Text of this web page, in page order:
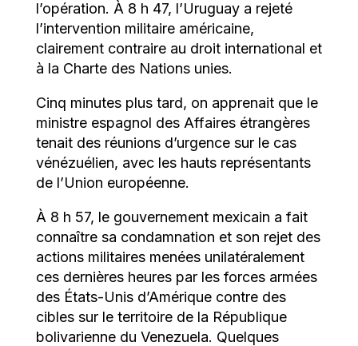
l’opération. À 8 h 47, l’Uruguay a rejeté
l’intervention militaire américaine,
clairement contraire au droit international et
à la Charte des Nations unies.
Cinq minutes plus tard, on apprenait que le
ministre espagnol des Affaires étrangères
tenait des réunions d’urgence sur le cas
vénézuélien, avec les hauts représentants
de l’Union européenne.
À 8 h 57, le gouvernement mexicain a fait
connaître sa condamnation et son rejet des
actions militaires menées unilatéralement
ces dernières heures par les forces armées
des États-Unis d’Amérique contre des
cibles sur le territoire de la République
bolivarienne du Venezuela. Quelques